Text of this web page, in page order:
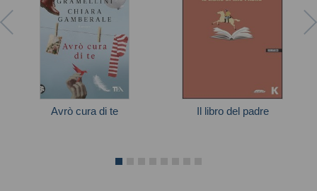
Avrò cura di te Il libro del padre